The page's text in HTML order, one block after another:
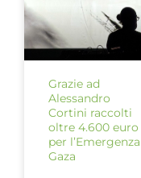
Grazie ad
Alessandro
Cortini raccolti
oltre 4.600 euro
per l’Emergenza
Gaza